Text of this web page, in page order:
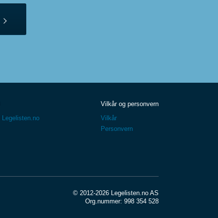
Legelisten.no
Vilkår og personvern
Vilkår
Personvern
© 2012-2026 Legelisten.no AS
Org.nummer: 998 354 528